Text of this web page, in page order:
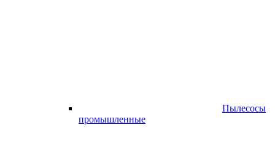
Пылесосы
промышленные